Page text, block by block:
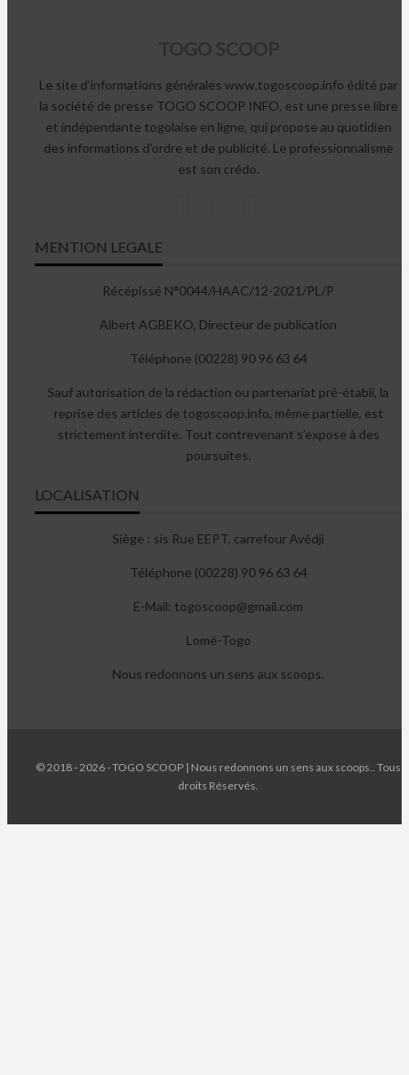
Le site d’informations générales www.togoscoop.info édité par
la société de presse TOGO SCOOP INFO, est une presse libre
et indépendante togolaise en ligne, qui propose au quotidien
des informations d’ordre et de publicité. Le professionnalisme
est son crédo.
MENTION LEGALE
Récépissé N°0044/HAAC/12-2021/PL/P
Albert AGBEKO, Directeur de publication
Téléphone (00228) 90 96 63 64
Sauf autorisation de la rédaction ou partenariat pré-établi, la
reprise des articles de togoscoop.info, même partielle, est
strictement interdite. Tout contrevenant s’expose à des
poursuites.
LOCALISATION
Siège : sis Rue EEPT, carrefour Avédji
Téléphone (00228) 90 96 63 64
E-Mail: togoscoop@gmail.com
Lomé-Togo
Nous redonnons un sens aux scoops.
© 2018 - 2026 - TOGO SCOOP | Nous redonnons un sens aux scoops.. Tous
droits Réservés.